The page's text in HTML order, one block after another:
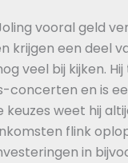
vooral geld
krijgen een deel
veel bij kijken.
concerten en is
weet hij
flink
in